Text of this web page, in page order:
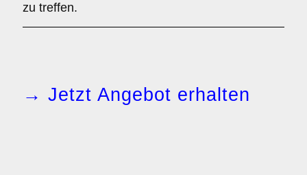
zu treffen.
→ Jetzt Angebot erhalten